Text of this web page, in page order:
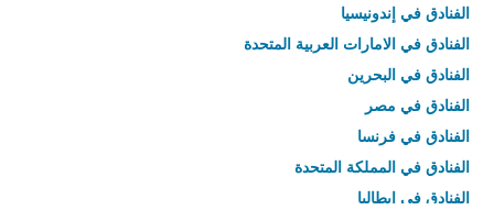
الفنادق في إندونيسيا
الفنادق في الامارات العربية المتحدة
الفنادق في البحرين
الفنادق في مصر
الفنادق في فرنسا
الفنادق في المملكة المتحدة
الفنادق في إيطاليا